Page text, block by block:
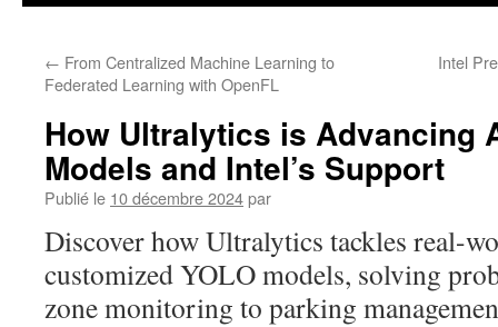
← From Centralized Machine Learning to
Federated Learning with OpenFL
Intel
How Ultralytics is Advancing
Models and Intel’s Support
Publié le 10 décembre 2024par
Discover how Ultralytics tackles real-
customized YOLO models, solving
zone monitoring to parking